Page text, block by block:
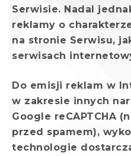
Serwisie. Nadal
reklamy o
na stronie Serwisu,
serwisach
Do emisji reklam w
w zakresie innych
Google reCAPTCHA
przed spamem),
technologie